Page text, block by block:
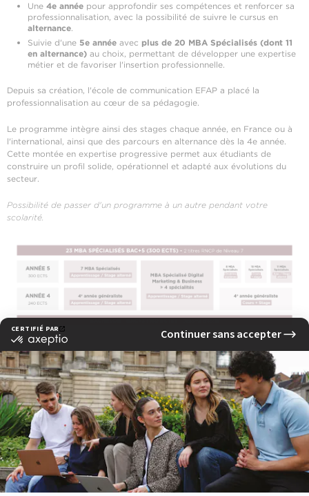
Une 4e année pour approfondir ses compétences et renforcer sa
professionnalisation, avec la possibilité de suivre le cursus en
alternance.
Suivie d'une 5e année avec plus de 20 MBA Spécialisés (dont 11
en alternance) au choix, permettant de développer une expertise
métier et de favoriser l'insertion professionnelle.
Depuis sa création, l'école de communication EFAP a placé la
professionnalisation au cœur de sa pédagogie.
Le programme intègre ainsi des stages chaque année, en France ou à
l'international, ainsi que des parcours en alternance dès la 4e année.
Cette montée en expertise progressive permet aux étudiants de
construire un profil solide, opérationnel et adapté aux évolutions du
secteur.
Possibilité de passer d'un programme à un autre pendant votre
scolarité.
FAQ